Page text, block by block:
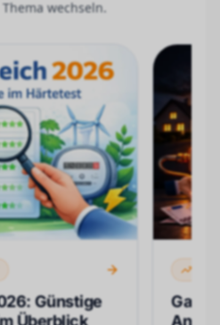
wechseln.
Günstige
Überblick